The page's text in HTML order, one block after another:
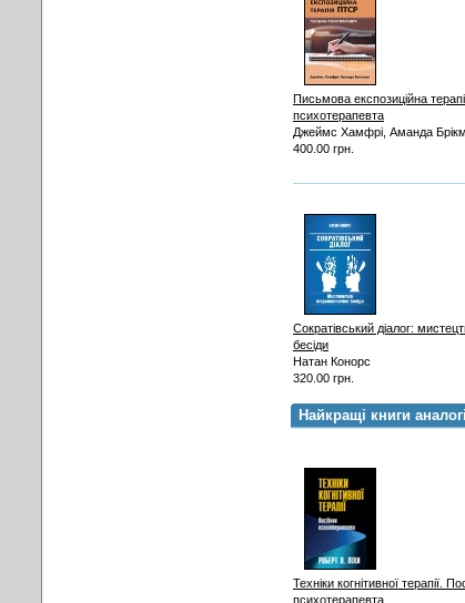
Письмова експозиційна
психотерапевта
Джеймс Хамфрі, Аманда
400.00 грн.
Сократівський діалог:
бесіди
Натан Конорс
320.00 грн.
Найкращі книги
Техніки когнітивної терапії.
психотерапевта